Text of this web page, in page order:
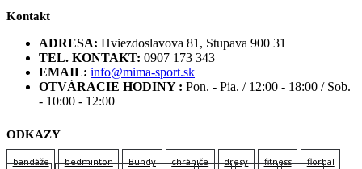
Kontakt
ADRESA: Hviezdoslavova 81, Stupava 900 31
TEL. KONTAKT: 0907 173 343
EMAIL: info@mima-sport.sk
OTVÁRACIE HODINY : Pon. - Pia. / 12:00 - 18:00 / Sob.
- 10:00 - 12:00
ODKAZY
bandáže bedminton Bundy chrániče dresy fitness
florbal